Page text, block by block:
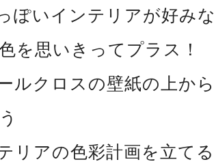
ぽいインテリアが好み
を思いきってプラス！
ルクロスの壁紙の上か
リアの色彩計画を立て